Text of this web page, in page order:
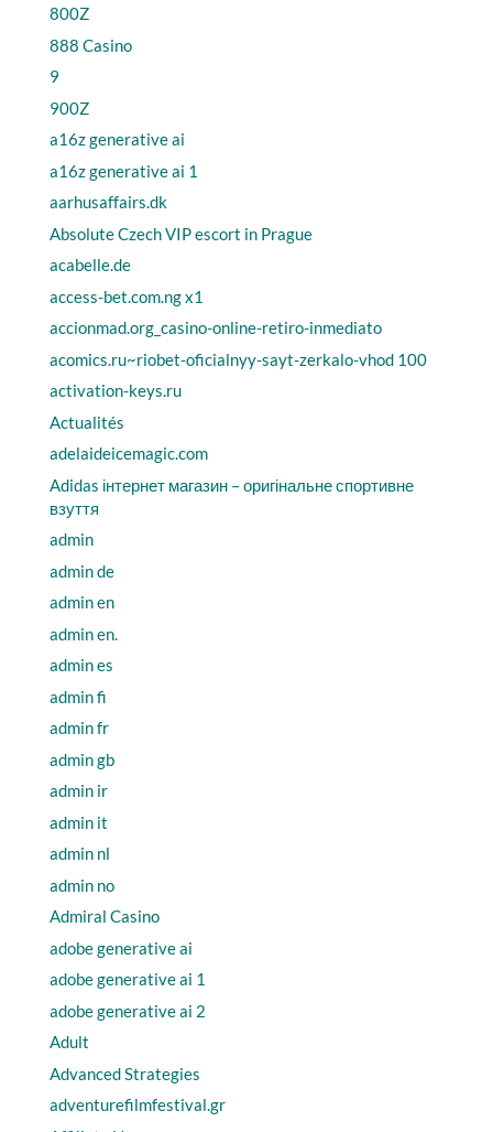
800Z
888 Casino
9
900Z
a16z generative ai
a16z generative ai 1
aarhusaffairs.dk
Absolute Czech VIP escort in Prague
acabelle.de
access-bet.com.ng x1
accionmad.org_casino-online-retiro-inmediato
acomics.ru~riobet-oficialnyy-sayt-zerkalo-vhod 100
activation-keys.ru
Actualités
adelaideicemagic.com
Adidas інтернет магазин – оригінальне спортивне
взуття
admin
admin de
admin en
admin en.
admin es
admin fi
admin fr
admin gb
admin ir
admin it
admin nl
admin no
Admiral Casino
adobe generative ai
adobe generative ai 1
adobe generative ai 2
Adult
Advanced Strategies
adventurefilmfestival.gr